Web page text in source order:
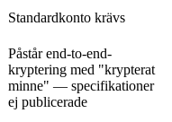
Standardkonto krävs
Påstår end-to-end-
kryptering med "krypterat
minne" — specifikationer
ej publicerade